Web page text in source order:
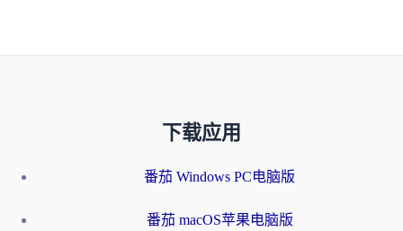
下载应用
番茄 Windows PC电脑版
番茄 macOS苹果电脑版